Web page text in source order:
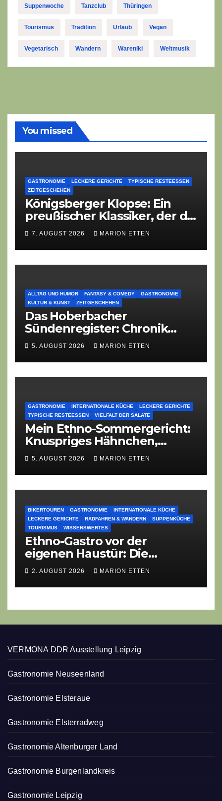
Suppenwoche Tanzclub Thüringen
Tourismus Tradition Urlaub Vegan
Vegetarisch Wandern Wareniki Weltmusik
You missed
GASTRONOMIE LECKERE GERICHTE
TYPISCHE RESTEESSEN
ZEITGESCHEHEN
Königsberger Klopse: Ein
preußischer Klassiker, der die
Zeiten überdauert
7. AUGUST 2026 MARION ETTEN
ALLTAG UND HUMOR FANTASY & COMEDY
GASTRONOMIE
KULTUR & KUNST
ZEITGESCHEHEN
Das Hoberbacher
Sündenregister: Chronik
eines angekündigten
Dorffest-Debakels
5. AUGUST 2026 MARION ETTEN
GASTRONOMIE INTERNATIONALE KÜCHE
LECKERE GERICHTE
TYPISCHE RESTEESSEN
VIELFALT DER SALATE
Mein Ethno-Sommergericht:
Knuspriges Hähnchen,
Lauch-Rührei, Salat
5. AUGUST 2026 MARION ETTEN
BIKERTOUREN GASTRONOMIE
INTERNATIONALE KÜCHE
LECKERE GERICHTE
RADFAHREN & WANDERN
SUPPENKÜCHE
TOURISMUS
WISSENSWERTES
Ethno-Gastro vor der
eigenen Haustür: Die
geheime kulinarische DNA
des Gasthofs „Zur Eiche“
2. AUGUST 2026 MARION ETTEN
VERMONA DDR Ausstellung Leipzig
Gastronomie Neuseenland
Gastronomie Elsteraue
Gastronomie Elsterradweg
Gastronomie Altenburger Land
Gastronomie Burgenlandkreis
Gastronomie Leipzig